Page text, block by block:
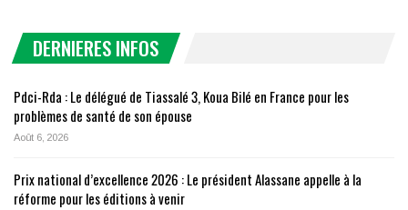
DERNIERES INFOS
Pdci-Rda : Le délégué de Tiassalé 3, Koua Bilé en France pour les
problèmes de santé de son épouse
Août 6, 2026
Prix national d’excellence 2026 : Le président Alassane appelle à la
réforme pour les éditions à venir